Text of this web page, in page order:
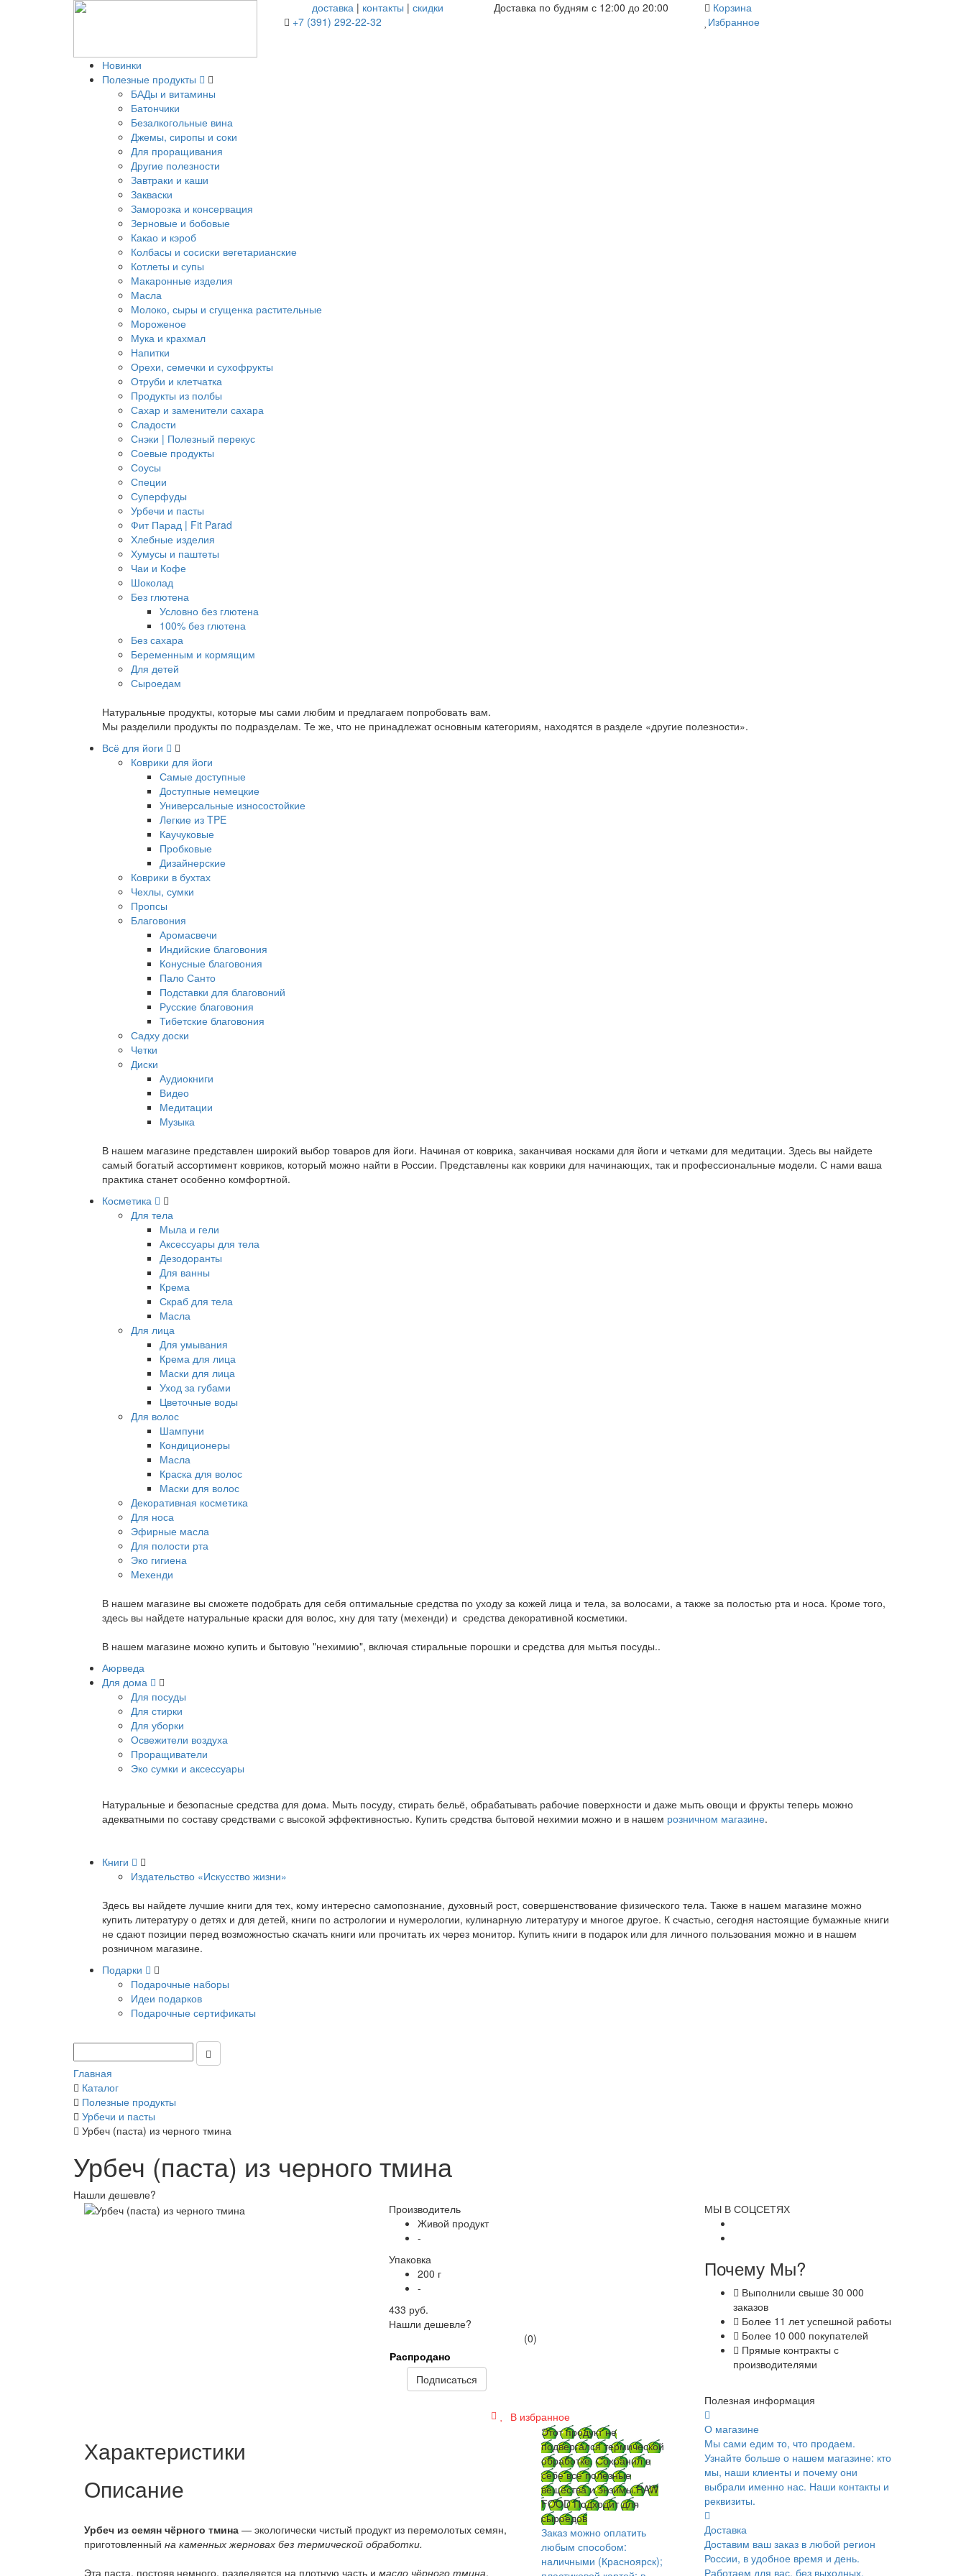
доставка | контакты |скидки
+7 (391) 292-22-32
Доставка по будням с 12:00 до 20:00
Корзина
Избранное
Новинки
Полезные продукты
БАДы и витамины
Батончики
Безалкогольные вина
Джемы, сиропы и соки
Для проращивания
Другие полезности
Завтраки и каши
Закваски
Заморозка и консервация
Зерновые и бобовые
Какао и кэроб
Колбасы и сосиски вегетарианские
Котлеты и супы
Макаронные изделия
Масла
Молоко, сыры и сгущенка растительные
Мороженое
Мука и крахмал
Напитки
Орехи, семечки и сухофрукты
Отруби и клетчатка
Продукты из полбы
Сахар и заменители сахара
Сладости
Снэки | Полезный перекус
Соевые продукты
Соусы
Специи
Суперфуды
Урбечи и пасты
Фит Парад | Fit Parad
Хлебные изделия
Хумусы и паштеты
Чаи и Кофе
Шоколад
Без глютена
Условно без глютена
100% без глютена
Без сахара
Беременным и кормящим
Для детей
Сыроедам
Натуральные продукты, которые мы сами любим и предлагаем попробовать вам.
Мы разделили продукты по подразделам. Те же, что не принадлежат основным категориям, находятся в разделе «другие полезности».
Всё для йоги
Коврики для йоги
Самые доступные
Доступные немецкие
Универсальные износостойкие
Легкие из TPE
Каучуковые
Пробковые
Дизайнерские
Коврики в бухтах
Чехлы, сумки
Пропсы
Благовония
Аромасвечи
Индийские благовония
Конусные благовония
Пало Санто
Подставки для благовоний
Русские благовония
Тибетские благовония
Садху доски
Четки
Диски
Аудиокниги
Видео
Медитации
Музыка
В нашем магазине представлен широкий выбор товаров для йоги. Начиная от коврика, заканчивая носками для йоги и четками для медитации. Здесь вы найдете
самый богатый ассортимент ковриков, который можно найти в России. Представлены как коврики для начинающих, так и профессиональные модели. С нами ваша
практика станет особенно комфортной.
Косметика
Для тела
Мыла и гели
Аксессуары для тела
Дезодоранты
Для ванны
Крема
Скраб для тела
Масла
Для лица
Для умывания
Крема для лица
Маски для лица
Уход за губами
Цветочные воды
Для волос
Шампуни
Кондиционеры
Масла
Краска для волос
Маски для волос
Декоративная косметика
Для носа
Эфирные масла
Для полости рта
Эко гигиена
Мехенди
В нашем магазине вы сможете подобрать для себя оптимальные средства по уходу за кожей лица и тела, за волосами, а также за полостью рта и носа. Кроме того,
здесь вы найдете натуральные краски для волос, хну для тату (мехенди) и средства декоративной косметики.
В нашем магазине можно купить и бытовую "нехимию", включая стиральные порошки и средства для мытья посуды..
Аюрведа
Для дома
Для посуды
Для стирки
Для уборки
Освежители воздуха
Проращиватели
Эко сумки и аксессуары
Натуральные и безопасные средства для дома. Мыть посуду, стирать бельё, обрабатывать рабочие поверхности и даже мыть овощи и фрукты теперь можно
адекватными по составу средствами с высокой эффективностью. Купить средства бытовой нехимии можно и в нашем розничном магазине.
Книги
Издательство «Искусство жизни»
Здесь вы найдете лучшие книги для тех, кому интересно самопознание, духовный рост, совершенствование физического тела. Также в нашем магазине можно
купить литературу о детях и для детей, книги по астрологии и нумерологии, кулинарную литературу и многое другое. К счастью, сегодня настоящие бумажные книги
не сдают позиции перед возможностью скачать книги или прочитать их через монитор. Купить книги в подарок или для личного пользования можно и в нашем
розничном магазине.
Подарки
Подарочные наборы
Идеи подарков
Подарочные сертификаты
Главная
Каталог
Полезные продукты
Урбечи и пасты
Урбеч (паста) из черного тмина
Урбеч (паста) из черного тмина
Нашли дешевле?
Производитель
Живой продукт
-
Упаковка
200 г
-
433 руб.
Нашли дешевле?
(0)
Распродано
Подписаться
В избранное
Характеристики
Описание
Урбеч из семян чёрного тмина — экологически чистый продукт из перемолотых семян,
приготовленный на каменных жерновах без термической обработки.
Эта паста, постояв немного, разделяется на плотную часть и масло чёрного тмина.
Этот продукт не
подвергался термической
обработке. Сохранил в
себе все полезные
вещества и энзимы.RAW
FOOD Подходит для
сыроедов
Заказ можно оплатить
любым способом:
наличными (Красноярск);
МЫ В СОЦСЕТЯХ
Почему Мы?
Выполнили свыше 30 000
заказов
Более 11 лет успешной работы
Более 10 000 покупателей
Прямые контракты с
производителями
Полезная информация
О магазине
Мы сами едим то, что продаем.
Узнайте больше о нашем магазине: кто
мы, наши клиенты и почему они
выбрали именно нас. Наши контакты и
реквизиты.
Доставка
Доставим ваш заказ в любой регион
России, в удобное время и день.
Работаем для вас, без выходных.